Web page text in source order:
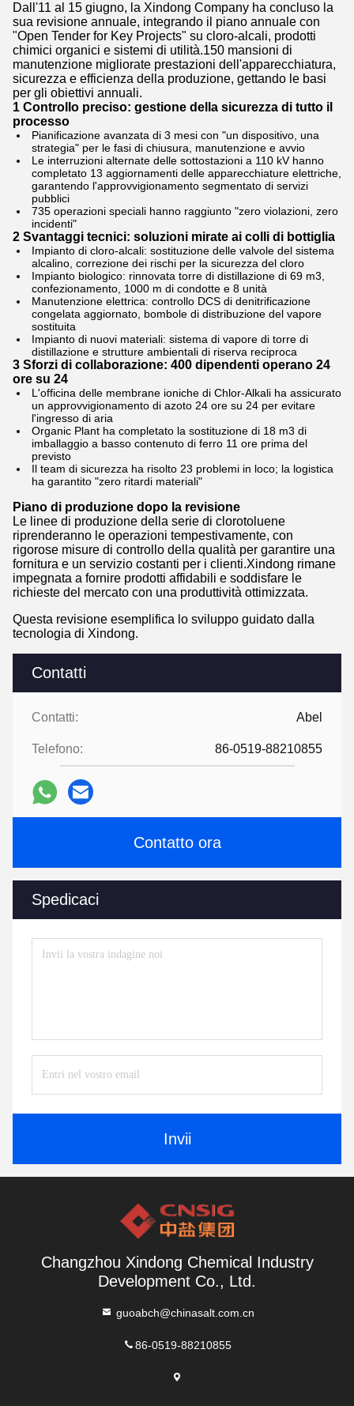
Contatti
Contatti: Abel
Telefono: 86-0519-88210855
Contatto ora
Spedicaci
Invii
Dall'11 al 15 giugno, la Xindong Company ha concluso la
sua revisione annuale, integrando il piano annuale con
"Open Tender for Key Projects" su cloro-alcali, prodotti
chimici organici e sistemi di utilità.150 mansioni di
manutenzione migliorate prestazioni dell'apparecchiatura,
sicurezza e efficienza della produzione, gettando le basi
per gli obiettivi annuali.
1 Controllo preciso: gestione della sicurezza di tutto il
processo
Pianificazione avanzata di 3 mesi con "un dispositivo, una
strategia" per le fasi di chiusura, manutenzione e avvio
Le interruzioni alternate delle sottostazioni a 110 kV hanno
completato 13 aggiornamenti delle apparecchiature elettriche,
garantendo l'approvvigionamento segmentato di servizi
pubblici
735 operazioni speciali hanno raggiunto "zero violazioni, zero
incidenti"
2 Svantaggi tecnici: soluzioni mirate ai colli di bottiglia
Impianto di cloro-alcali: sostituzione delle valvole del sistema
alcalino, correzione dei rischi per la sicurezza del cloro
Impianto biologico: rinnovata torre di distillazione di 69 m3,
confezionamento, 1000 m di condotte e 8 unità
Manutenzione elettrica: controllo DCS di denitrificazione
congelata aggiornato, bombole di distribuzione del vapore
sostituita
Impianto di nuovi materiali: sistema di vapore di torre di
distillazione e strutture ambientali di riserva reciproca
3 Sforzi di collaborazione: 400 dipendenti operano 24
ore su 24
L'officina delle membrane ioniche di Chlor-Alkali ha assicurato
un approvvigionamento di azoto 24 ore su 24 per evitare
l'ingresso di aria
Organic Plant ha completato la sostituzione di 18 m3 di
imballaggio a basso contenuto di ferro 11 ore prima del
previsto
Il team di sicurezza ha risolto 23 problemi in loco; la logistica
ha garantito "zero ritardi materiali"
Piano di produzione dopo la revisione
Le linee di produzione della serie di clorotoluene
riprenderanno le operazioni tempestivamente, con
rigorose misure di controllo della qualità per garantire una
fornitura e un servizio costanti per i clienti.Xindong rimane
impegnata a fornire prodotti affidabili e soddisfare le
richieste del mercato con una produttività ottimizzata.
Questa revisione esemplifica lo sviluppo guidato dalla
tecnologia di Xindong.
Changzhou Xindong Chemical Industry
Development Co., Ltd.
guoabch@chinasalt.com.cn
86-0519-88210855